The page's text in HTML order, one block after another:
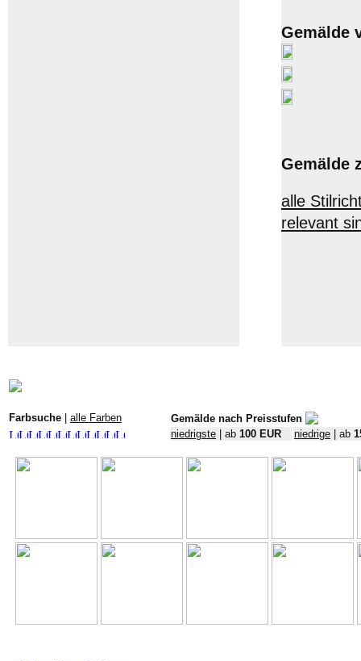
Gemälde
Gemälde
alle
relevant
Farbsuche alle Farben
Gemälde nach Preisstufen
niedrigste | ab 100 EUR niedrige | ab